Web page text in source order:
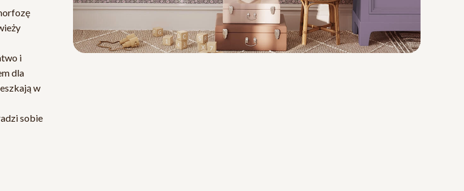
i
dla
w
sobie